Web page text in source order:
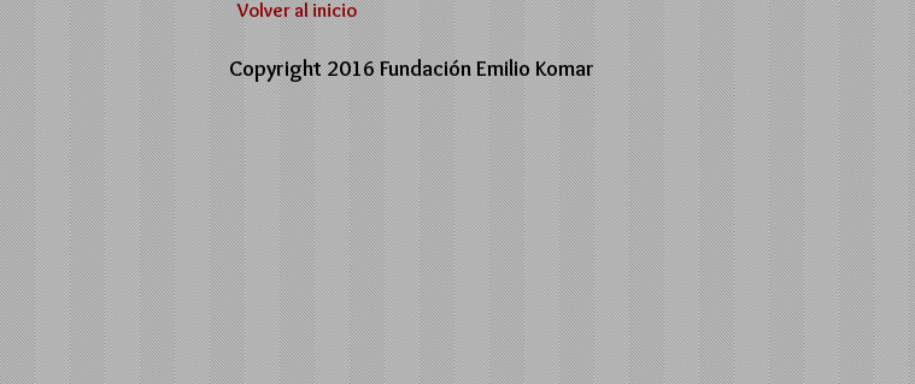
Volver al inicio
Copyright 2016 Fundación Emilio Komar